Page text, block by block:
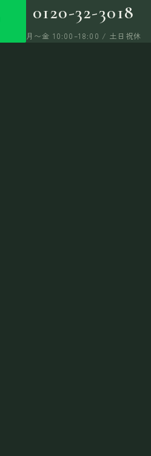
0120-32-3018
月〜金 10:00–18:00 / 土日祝休